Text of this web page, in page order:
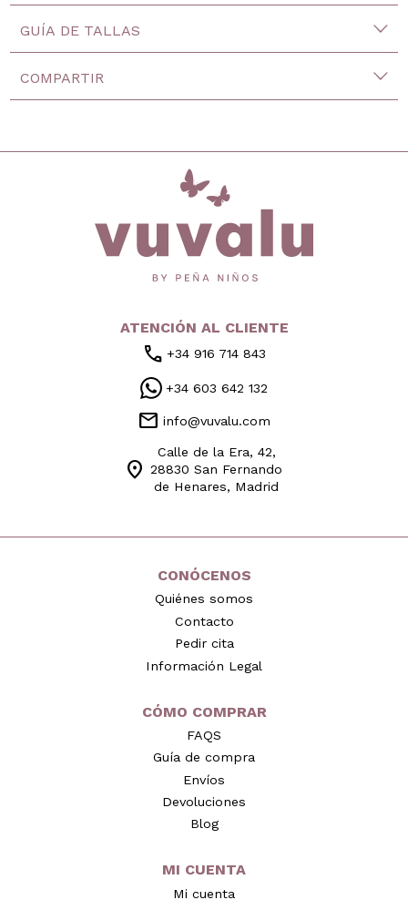
GUÍA DE TALLAS
COMPARTIR
ATENCIÓN AL CLIENTE
call +34 916 714 843
+34 603 642 132
mail info@vuvalu.com
location_on
Calle de la Era, 42,
28830 San Fernando
de Henares, Madrid
CONÓCENOS
Quiénes somos
Contacto
Pedir cita
Información Legal
CÓMO COMPRAR
FAQS
Guía de compra
Envíos
Devoluciones
Blog
MI CUENTA
Mi cuenta